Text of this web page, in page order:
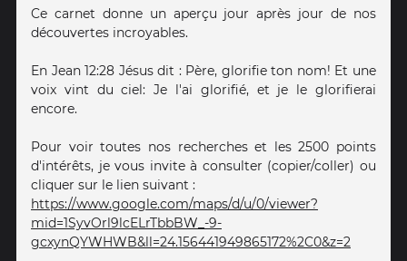
Ce carnet donne un aperçu jour après jour de nos
découvertes incroyables.
En Jean 12:28 Jésus dit : Père, glorifie ton nom! Et une
voix vint du ciel: Je l'ai glorifié, et je le glorifierai
encore.
Pour voir toutes nos recherches et les 2500 points
d'intérêts, je vous invite à consulter (copier/coller) ou
cliquer sur le lien suivant :
https://www.google.com/maps/d/u/0/viewer?
mid=1SyvOrl9lcELrTbbBW_-9-
gcxynQYWHWB&ll=24.156441949865172%2C0&z=2